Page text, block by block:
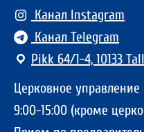
Канал Instagram
Канал Telegram
Pikk 64/1-4, 10133
Церковное
9:00-15:00 (кроме